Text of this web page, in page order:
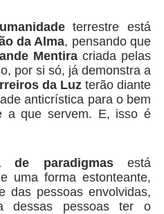
terrestre está
da Alma, pensando que
Mentira criada pelas
por si só, já demonstra a
da Luz terão diante
anticrística para o bem
a que servem. E, isso é
de paradigmasestá
uma forma estonteante,
das pessoas envolvidas,
dessas pessoas ter o